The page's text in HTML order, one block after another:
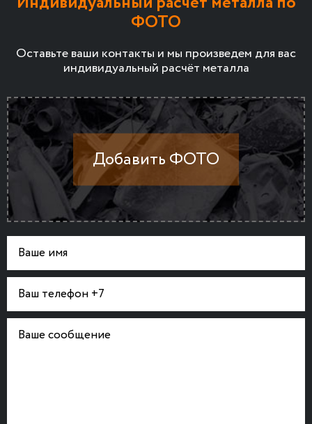
ФОТО
Оставьте ваши контакты и мы произведем для вас
индивидуальный расчёт металла